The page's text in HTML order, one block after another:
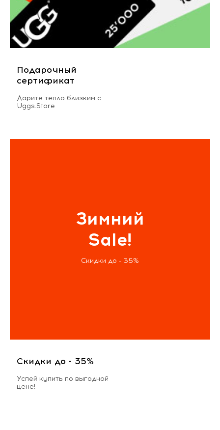
Подарочный
сертификат
Дарите тепло близким с
Uggs.Store
Зимний
Sale!
Скидки до - 35%
Скидки до - 35%
Успей купить по выгодной
цене!